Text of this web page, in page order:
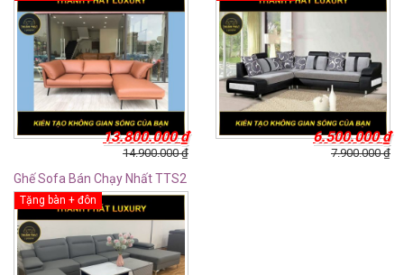
14.900.000₫
13.800.000₫
7.900.000₫
6.500.000₫
Ghế Sofa Bán Chạy Nhất TTS2
Tặng bàn + đôn